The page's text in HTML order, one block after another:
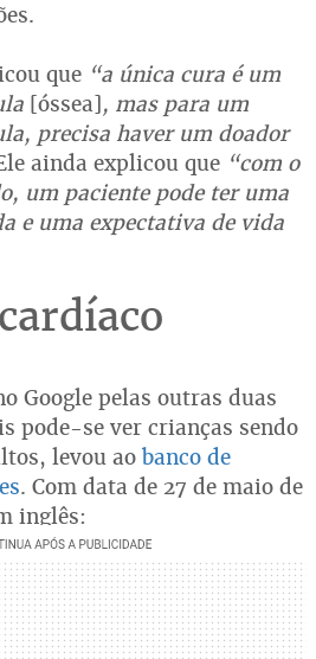
que “a única cura é um
[óssea], mas para um
precisa haver um doador
ainda explicou que “com o
um paciente pode ter uma
e uma expectativa de vida
Google pelas outras duas
pode-se ver crianças sendo
levou ao banco de
. Com data de 27 de maio de
inglês: